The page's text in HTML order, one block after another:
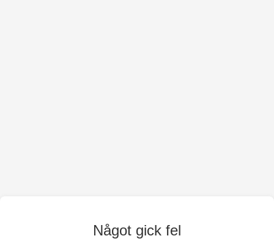
Något gick fel